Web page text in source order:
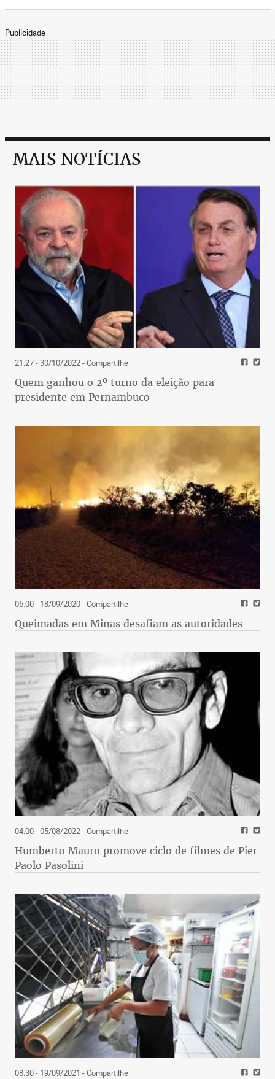
Publicidade
MAIS NOTÍCIAS
21:27 - 30/10/2022- Compartilhe
Quem ganhou o 2º turno da eleição para
presidente em Pernambuco
06:00 - 18/09/2020- Compartilhe
Queimadas em Minas desafiam as autoridades
04:00 - 05/08/2022- Compartilhe
Humberto Mauro promove ciclo de filmes de Pier
Paolo Pasolini
08:30 - 19/09/2021 - Compartilhe